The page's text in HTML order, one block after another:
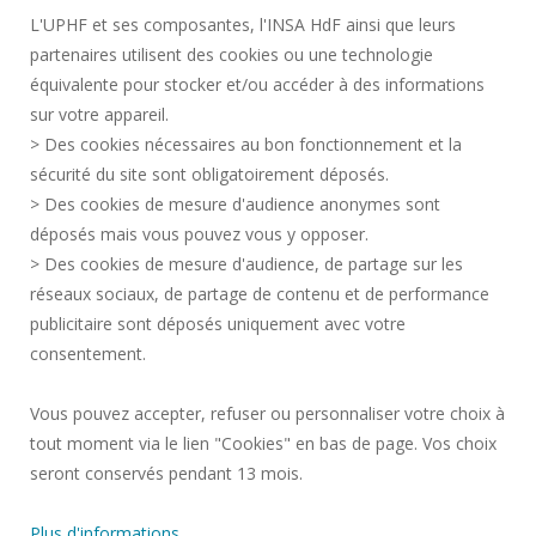
PLAN DES CAMPUS
MENTIONS LÉGALES
CONTACTS
DONNÉES PERSONNELLES
SERVICES PUBLICS +
CRÉDITS
JE DONNE MON AVIS
ACCESSIBILITÉ : NON CONFORME
GESTION DES COOKIES
Rejoignez-nous!
L'UPHF et ses composantes, l'INSA HdF ainsi que leurs
partenaires utilisent des cookies ou une technologie
équivalente pour stocker et/ou accéder à des informations
sur votre appareil.
> Des cookies nécessaires au bon fonctionnement et la
sécurité du site sont obligatoirement déposés.
> Des cookies de mesure d'audience anonymes sont
déposés mais vous pouvez vous y opposer.
> Des cookies de mesure d'audience, de partage sur les
réseaux sociaux, de partage de contenu et de performance
publicitaire sont déposés uniquement avec votre
consentement.
Vous pouvez accepter, refuser ou personnaliser votre choix à
tout moment via le lien "Cookies" en bas de page. Vos choix
seront conservés pendant 13 mois.